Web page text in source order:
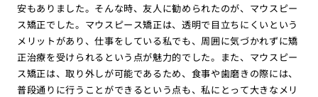
安もありました。そんな時、友人に勧められたのが、マウスピー
ス矯正でした。マウスピース矯正は、透明で目立ちにくいという
メリットがあり、仕事をしている私でも、周囲に気づかれずに矯
正治療を受けられるという点が魅力的でした。また、マウスピー
ス矯正は、取り外しが可能であるため、食事や歯磨きの際には、
普段通りに行うことができるという点も、私にとって大きなメリ